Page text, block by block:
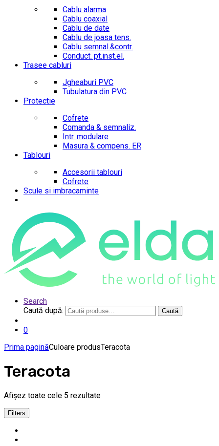
Cablu alarma
Cablu coaxial
Cablu de date
Cablu de joasa tens.
Cablu semnal.&contr.
Conduct. pt.inst.el.
Trasee cabluri
Jgheaburi PVC
Tubulatura din PVC
Protectie
Cofrete
Comanda & semnaliz.
Intr. modulare
Masura & compens. ER
Tablouri
Accesorii tablouri
Cofrete
Scule si imbracaminte
Search
Caută după:
Caută
0
Prima paginăCuloare produsTeracota
Teracota
Afișez toate cele 5 rezultate
Filters